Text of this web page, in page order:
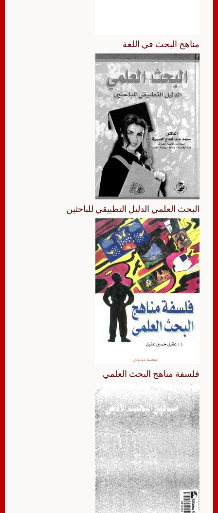
مناهج البحث في اللغة
البحث العلمي الدليل التطبيقي للباحثين
فلسفة مناهج البحث العلمي